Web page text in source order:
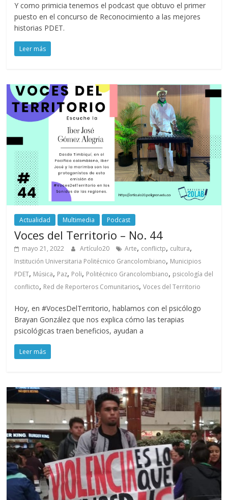
Y como primicia tenemos el podcast que obtuvo el primer
puesto en el concurso de Reconocimiento a las mejores
historias PDET.
Leer más
Actualidad Multimedia Podcast
Voces del Territorio – No. 44
mayo 21, 2022 Artículo20 Arte, conflictp, cultura,
Institución Universitaria Politécnico Grancolombiano, Municipios
PDET, Música, Paz, Poli, Politécnico Grancolombiano, psicología del
conflicto, Red de Reporteros Comunitarios,Voces del Territorio
Hoy, en #VocesDelTerritorio, hablamos con el psicólogo
Brayan González que nos explica cómo las terapias
psicológicas traen beneficios, ayudan a
Leer más